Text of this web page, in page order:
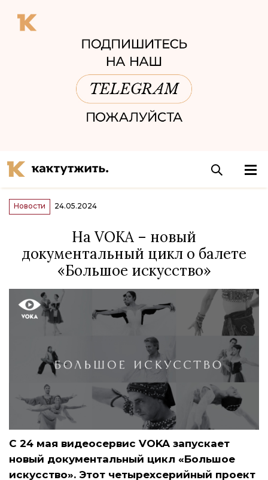
Новости 24.05.2024
На VOKA – новый
документальный цикл о балете
«Большое искусство»
С 24 мая видеосервис VOKA запускает
новый документальный цикл «Большое
искусство». Этот четырехсерийный проект